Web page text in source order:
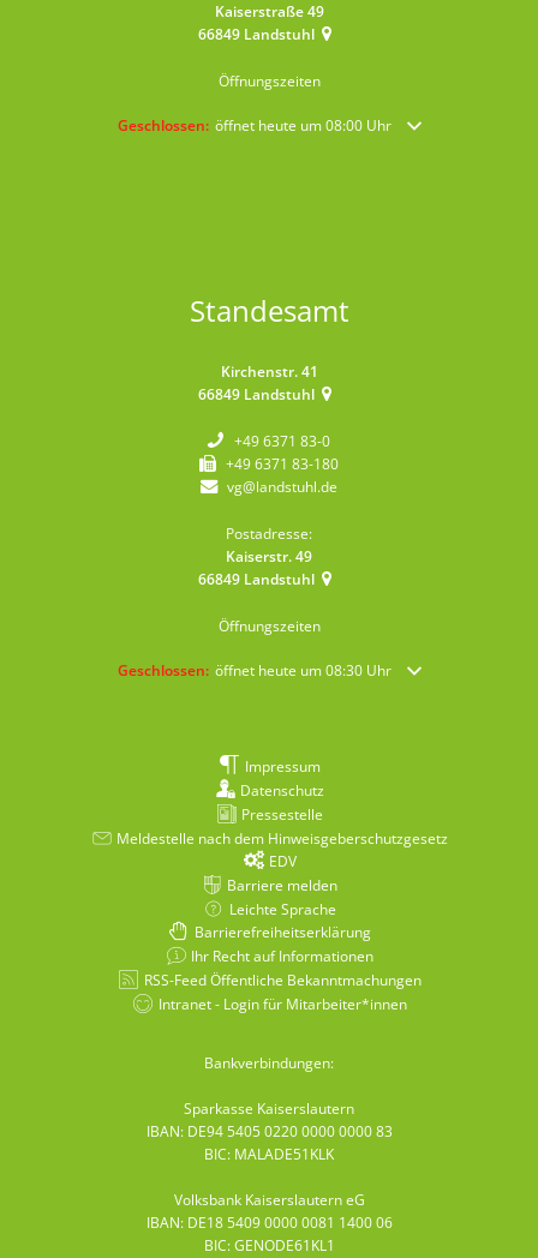
Kaiserstraße 49
66849 Landstuhl
Öffnungszeiten
Klicken, um weitere Öffnungs- oder Schließzeiten
Geschlossen: öffnet heute um 08:00 Uhr
Standesamt
Kirchenstr. 41
66849 Landstuhl
+49 6371 83-0
+49 6371 83-180
vg@landstuhl.de
Postadresse:
Kaiserstr. 49
66849 Landstuhl
Öffnungszeiten
Klicken, um weitere Öffnungs- oder Schließzeiten
Geschlossen: öffnet heute um 08:30 Uhr
Impressum
Datenschutz
Pressestelle
Meldestelle nach dem Hinweisgeberschutzgesetz
EDV
Barriere melden
Leichte Sprache
Barrierefreiheitserklärung
Ihr Recht auf Informationen
RSS-Feed Öffentliche Bekanntmachungen
Intranet - Login für Mitarbeiter*innen
Bankverbindungen:
Sparkasse Kaiserslautern
IBAN: DE94 5405 0220 0000 0000 83
BIC: MALADE51KLK
Volksbank Kaiserslautern eG
IBAN: DE18 5409 0000 0081 1400 06
BIC: GENODE61KL1